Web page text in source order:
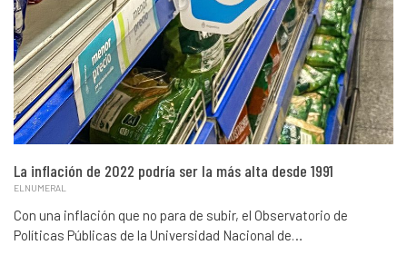
La inflación de 2022 podría ser la más alta desde 1991
ELNUMERAL
Con una inflación que no para de subir, el Observatorio de
Políticas Públicas de la Universidad Nacional de…